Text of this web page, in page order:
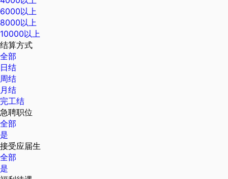
6000以上
8000以上
10000以上
结算方式
全部
日结
周结
月结
完工结
急聘职位
全部
是
接受应届生
全部
是